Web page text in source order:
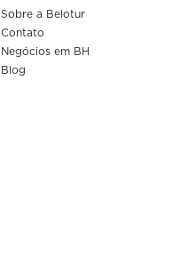
Sobre a Belotur
Contato
Negócios em BH
Blog